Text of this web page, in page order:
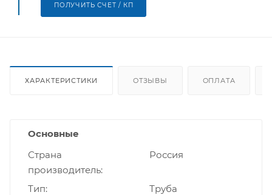
ПОЛУЧИТЬ СЧЕТ / КП
ХАРАКТЕРИСТИКИ ОТЗЫВЫ ОПЛАТА
Основные
Страна
производитель
Россия
Тип Труба